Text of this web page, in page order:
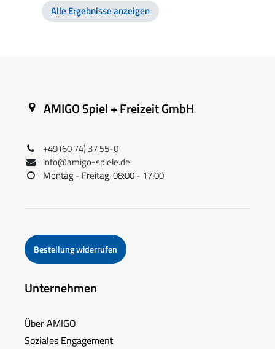
Alle Ergebnisse anzeigen
AMIGO Spiel + Freizeit GmbH
+49 (60 74) 37 55-0
info@amigo-spiele.de
Montag - Freitag, 08:00 - 17:00
Bestellung widerrufen
Unternehmen
Über AMIGO
Soziales Engagement